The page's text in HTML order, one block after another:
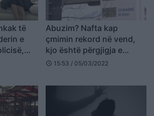
të
e
e
Abuzim? Nafta kap
çmimin rekord në vend,
kjo është përgjigja e
ekspertëve
schedule 15:53 / 05/03/2022